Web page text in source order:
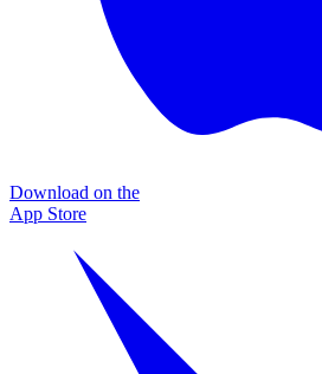
Download on the
App Store